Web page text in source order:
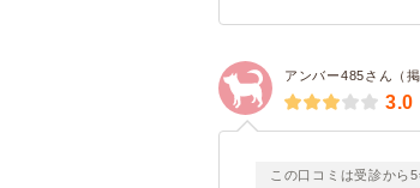
アンバー485さん（
3.0
この口コミは受診から